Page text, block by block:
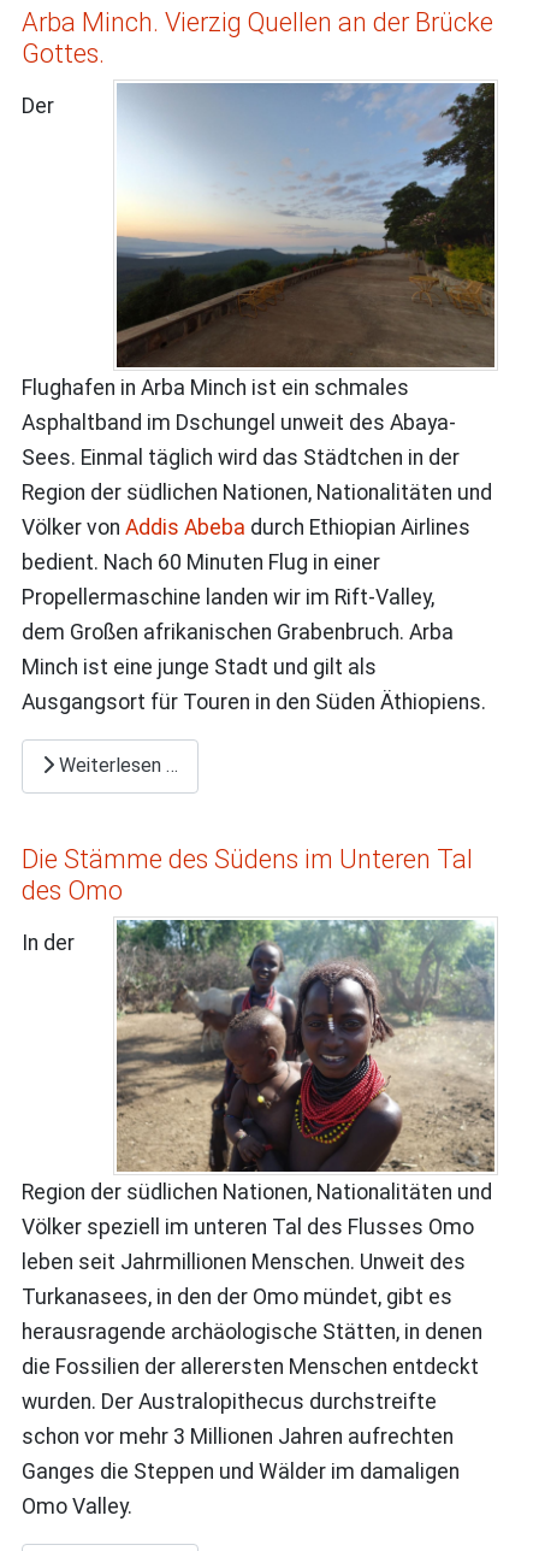
Arba Minch. Vierzig Quellen an der Brücke
Gottes.
Der
Flughafen in Arba Minch ist ein schmales
Asphaltband im Dschungel unweit des Abaya-
Sees. Einmal täglich wird das Städtchen in der
Region der südlichen Nationen, Nationalitäten und
Völker von Addis Abeba durch Ethiopian Airlines
bedient. Nach 60 Minuten Flug in einer
Propellermaschine landen wir im Rift-Valley,
dem Großen afrikanischen Grabenbruch. Arba
Minch ist eine junge Stadt und gilt als
Ausgangsort für Touren in den Süden Äthiopiens.
Weiterlesen …
Die Stämme des Südens im Unteren Tal
des Omo
In der
Region der südlichen Nationen, Nationalitäten und
Völker speziell im unteren Tal des Flusses Omo
leben seit Jahrmillionen Menschen. Unweit des
Turkanasees, in den der Omo mündet, gibt es
herausragende archäologische Stätten, in denen
die Fossilien der allerersten Menschen entdeckt
wurden. Der Australopithecus durchstreifte
schon vor mehr 3 Millionen Jahren aufrechten
Ganges die Steppen und Wälder im damaligen
Omo Valley.